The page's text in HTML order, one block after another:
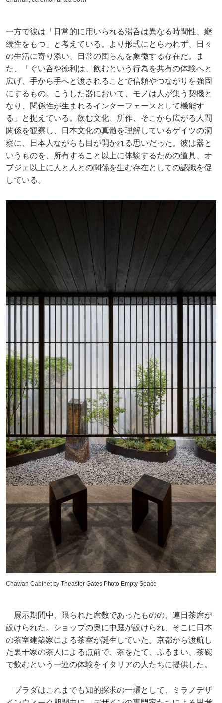
一方で彼は「日常的に用いられる湯呑は異なる時間性、継
続性をもつ」と考えている。より形式にとらわれず、日々
の生活に寄り添い、日常の団らんを象徴する存在だ。ま
た、「ぐい呑や徳利は、飲むという行為を共有の体験へと
広げ、手から手へと渡されることで信頼やつながりを強固
にするもの。こうした器において、モノは人が集う契機と
なり、関係性が生まれるインターフェースとして機能す
る」と捉えている。飲む文化、所作、そこから広がる人間
関係を観察し、日本文化の真髄を理解しているゲイツの洞
察に、日本人ながらも目が開かれる思いだった。彼は器と
いうものを、所有すること以上に体験するための道具、オ
ブジェ以上に人と人との関係を生む存在としての認識を促
している。
Chawan Cabinet by Theaster Gates Photo Empty Space
展示期間中、限られた席数であったものの、連日茶席が
設けられた。ショップの奥に中庭が設けられ、そこに日本
の茶室建築家による茶室が誕生していた。京都から渡航し
た裏千家の茶人による点前で、茶をたて、ふるまい、茶碗
で飲むという一連の体験をイタリアの人たちに提供した。
プラダはこれまでも知的探求の一環として、ミラノデザ